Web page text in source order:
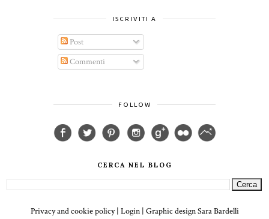
ISCRIVITI A
Post
Commenti
FOLLOW
CERCA NEL BLOG
Privacy and cookie policy| Login| Graphic designSara Bardelli